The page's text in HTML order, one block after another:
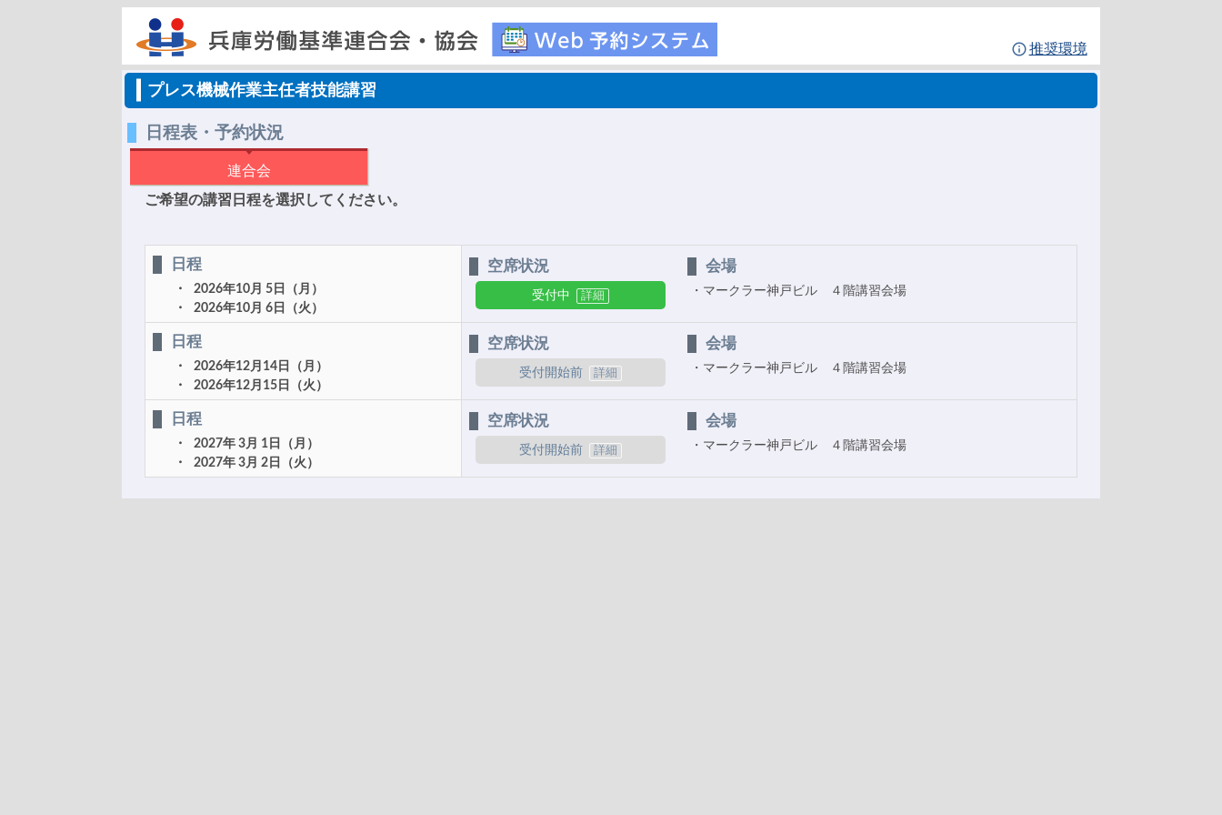
推奨環境
プレス機械作業主任者技能講習
日程表・予約状況
連合会
ご希望の講習日程を選択してください。
日程
2026年10月 5日（月）
2026年10月 6日（火）
会場
マークラー神戸ビル ４階講習会場
空席状況
受付中
日程
2026年12月14日（月）
2026年12月15日（火）
会場
マークラー神戸ビル ４階講習会場
空席状況
受付開始前
日程
2027年 3月 1日（月）
2027年 3月 2日（火）
会場
マークラー神戸ビル ４階講習会場
空席状況
受付開始前